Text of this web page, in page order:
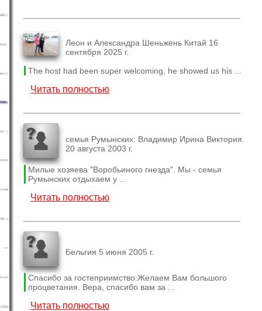
Леон и Александра Шеньжень Китай 16
сентября 2025 г.
The host had been super welcoming, he showed us his ...
Читать полностью
семья Румынских: Владимир Ирина Виктория.
20 августа 2003 г.
Милые хозяева "Воробьиного гнезда". Мы - семья
Румынских отдыхаем у ...
Читать полностью
Бельгия 5 июня 2005 г.
Спасибо за гостеприимство.Желаем Вам большого
процветания. Вера, спасибо вам за ...
Читать полностью